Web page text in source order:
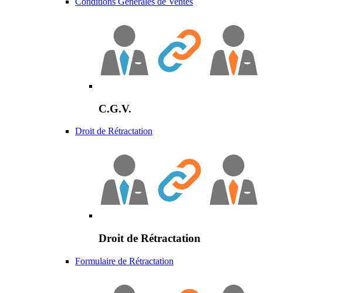
C.G.V.
Droit de Rétractation
Droit de Rétractation
Formulaire de Rétractation